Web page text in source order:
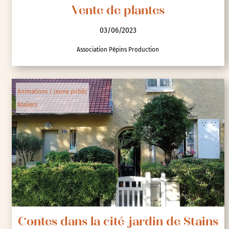
Vente de plantes
03/06/2023
Association Pépins Production
Animations / Jeune public
Ateliers
Contes dans la cité-jardin de Stains